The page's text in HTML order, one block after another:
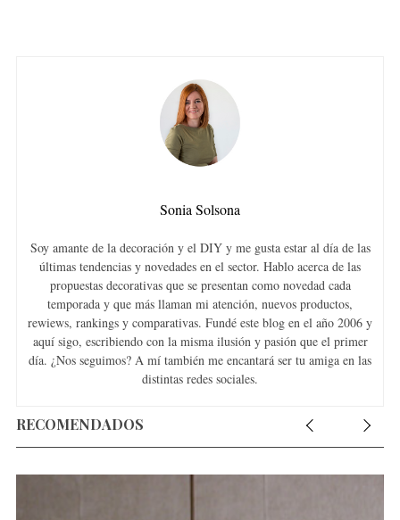
Sonia Solsona
Soy amante de la decoración y el DIY y me gusta estar al día de las
últimas tendencias y novedades en el sector. Hablo acerca de las
propuestas decorativas que se presentan como novedad cada
temporada y que más llaman mi atención, nuevos productos,
rewiews, rankings y comparativas. Fundé este blog en el año 2006 y
aquí sigo, escribiendo con la misma ilusión y pasión que el primer
día. ¿Nos seguimos? A mí también me encantará ser tu amiga en las
distintas redes sociales.
RECOMENDADOS